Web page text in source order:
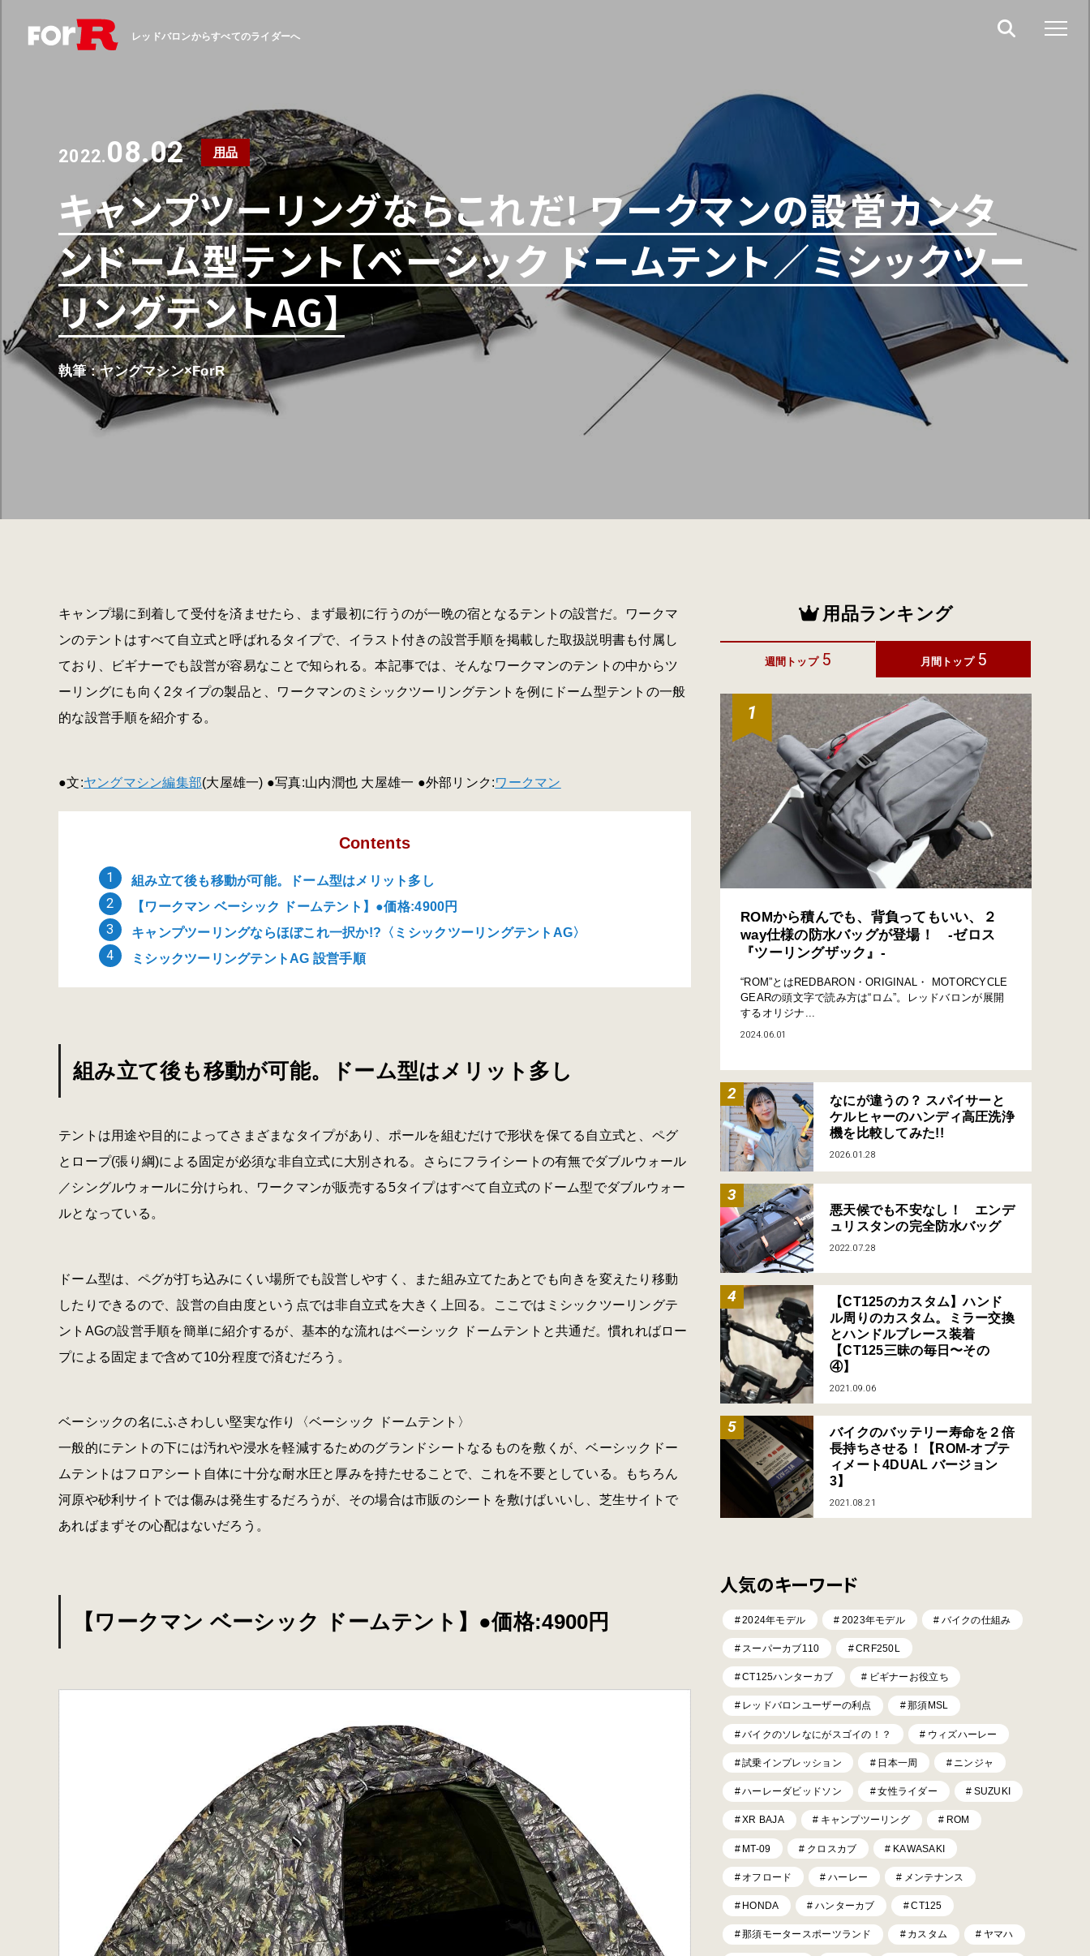
レッドバロンからすべてのライダーへ
2022.08.02 用品
キャンプツーリングならこれだ! ワークマンの設営カンタ
ンドーム型テント【ベーシック ドームテント／ミシックツー
リングテントAG】
執筆 : ヤングマシン×ForR
キャンプ場に到着して受付を済ませたら、まず最初に行うのが一晩の宿となるテントの設営だ。ワークマ
ンのテントはすべて自立式と呼ばれるタイプで、イラスト付きの設営手順を掲載した取扱説明書も付属し
ており、ビギナーでも設営が容易なことで知られる。本記事では、そんなワークマンのテントの中からツ
ーリングにも向く2タイプの製品と、ワークマンのミシックツーリングテントを例にドーム型テントの一般
的な設営手順を紹介する。
●文:ヤングマシン編集部(大屋雄一) ●写真:山内潤也 大屋雄一 ●外部リンク:ワークマン
Contents
組み立て後も移動が可能。ドーム型はメリット多し
【ワークマン ベーシック ドームテント】●価格:4900円
キャンプツーリングならほぼこれ一択か!?〈ミシックツーリングテントAG〉
ミシックツーリングテントAG 設営手順
組み立て後も移動が可能。ドーム型はメリット多し
テントは用途や目的によってさまざまなタイプがあり、ポールを組むだけで形状を保てる自立式と、ペグ
とロープ(張り綱)による固定が必須な非自立式に大別される。さらにフライシートの有無でダブルウォール
／シングルウォールに分けられ、ワークマンが販売する5タイプはすべて自立式のドーム型でダブルウォー
ルとなっている。
ドーム型は、ペグが打ち込みにくい場所でも設営しやすく、また組み立てたあとでも向きを変えたり移動
したりできるので、設営の自由度という点では非自立式を大きく上回る。ここではミシックツーリングテ
ントAGの設営手順を簡単に紹介するが、基本的な流れはベーシック ドームテントと共通だ。慣れればロー
プによる固定まで含めて10分程度で済むだろう。
ベーシックの名にふさわしい堅実な作り〈ベーシック ドームテント〉
一般的にテントの下には汚れや浸水を軽減するためのグランドシートなるものを敷くが、ベーシックドー
ムテントはフロアシート自体に十分な耐水圧と厚みを持たせることで、これを不要としている。もちろん
河原や砂利サイトでは傷みは発生するだろうが、その場合は市販のシートを敷けばいいし、芝生サイトで
あればまずその心配はないだろう。
【ワークマン ベーシック ドームテント】●価格:4900円
用品ランキング
週間トップ 5 月間トップ 5
ROMから積んでも、背負ってもいい、２
way仕様の防水バッグが登場！ -ゼロス
『ツーリングザック』-
“ROM”とはREDBARON・ORIGINAL・ MOTORCYCLE
GEARの頭文字で読み方は“ロム”。レッドバロンが展開
するオリジナ...
2024.06.01
なにが違うの？ スパイサーと
ケルヒャーのハンディ高圧洗浄
機を比較してみた!!
2026.01.28
悪天候でも不安なし！ エンデ
ュリスタンの完全防水バッグ
2022.07.28
【CT125のカスタム】ハンド
ル周りのカスタム。ミラー交換
とハンドルブレース装着
【CT125三昧の毎日〜その
④】
2021.09.06
バイクのバッテリー寿命を２倍
長持ちさせる！【ROM-オプテ
ィメート4DUAL バージョン
3】
2021.08.21
人気のキーワード
2024年モデル 2023年モデル バイクの仕組み
スーパーカブ110 CRF250L
CT125ハンターカブ ビギナーお役立ち
レッドバロンユーザーの利点 那須MSL
バイクのソレなにがスゴイの！？ ウィズハーレー
試乗インプレッション 日本一周 ニンジャ
ハーレーダビッドソン 女性ライダー SUZUKI
XR BAJA キャンプツーリング ROM
MT-09 クロスカブ KAWASAKI
オフロード ハーレー メンテナンス
HONDA ハンターカブ CT125
那須モータースポーツランド カスタム ヤマハ